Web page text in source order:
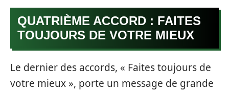
QUATRIÈME ACCORD : FAITES
TOUJOURS DE VOTRE MIEUX
Le dernier des accords, « Faites toujours de
votre mieux », porte un message de grande